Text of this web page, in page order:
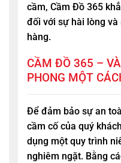
cầm, Cầm Đồ 365
đối với sự hài lòng
hàng.
CẦM ĐỒ 365 –
PHONG MỘT
Để đảm bảo sự an
cầm cố của quý
dụng một quy trình
nghiêm ngặt. Bằng